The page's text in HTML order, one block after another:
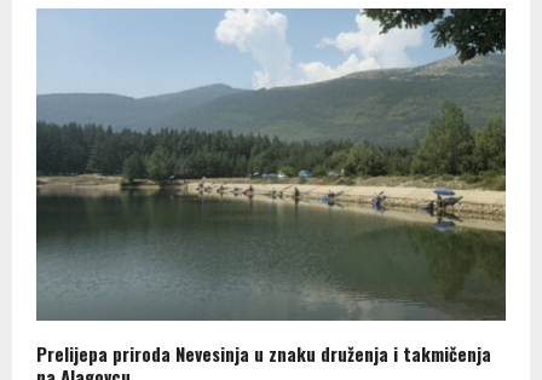
Prelijepa priroda Nevesinja u znaku druženja i takmičenja